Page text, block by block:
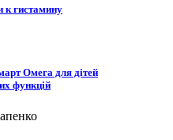
к гистамину
Омега для дітей
функцій